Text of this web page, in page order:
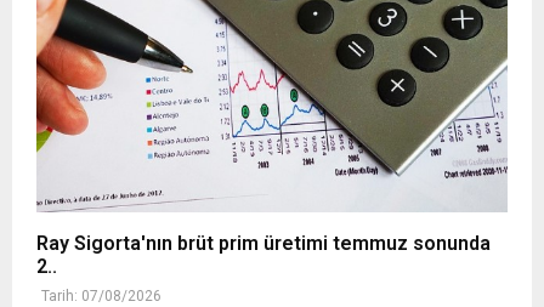
Ray Sigorta'nın brüt prim üretimi temmuz sonunda
2..
Tarih: 07/08/2026